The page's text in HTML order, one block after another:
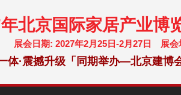
北京国际家居产业博
展会日期: 2027年2月25日-2月27日 展会
体·震撼升级「同期举办—北京建博